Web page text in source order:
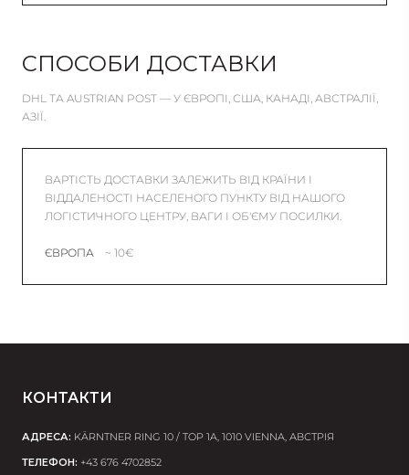
СПОСОБИ ДОСТАВКИ
DHL ТА AUSTRIAN POST — У ЄВРОПІ, США, КАНАДІ, АВСТРАЛІЇ,
АЗІЇ.
ВАРТІСТЬ ДОСТАВКИ ЗАЛЕЖИТЬ ВІД КРАЇНИ І
ВІДДАЛЕНОСТІ НАСЕЛЕНОГО ПУНКТУ ВІД НАШОГО
ЛОГІСТИЧНОГО ЦЕНТРУ, ВАГИ І ОБ'ЄМУ ПОСИЛКИ.
ЄВРОПА ~ 10€
КОНТАКТИ
АДРЕСА: KÄRNTNER RING 10 / TOP 1A, 1010 VIENNA, АВСТРІЯ
ТЕЛЕФОН: +43 676 4702852